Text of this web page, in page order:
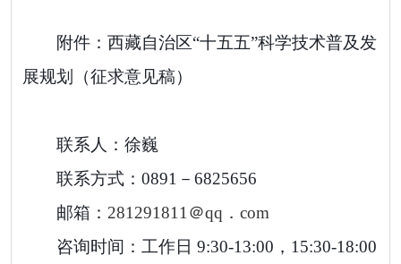
附件：西藏自治区“十五五”科学技术普及发
展规划（征求意见稿）
联系人：徐巍
联系方式： 0891－6825656
邮箱： 281291811＠qq．com
咨询时间：工作日 9:30-13:00，15:30-18:00